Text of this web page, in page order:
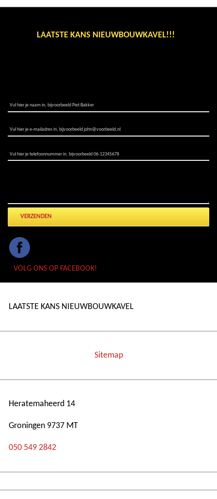
LAATSTE KANS NIEUWBOUWKAVEL!!!
VOLG ONS OP FACEBOOK!
LAATSTE KANS NIEUWBOUWKAVEL
Sitemap
Heratemaheerd 14
Groningen 9737 MT
050 549 2842